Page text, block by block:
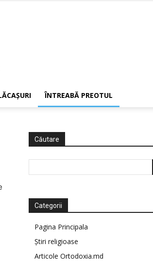
ÎNTREABĂ PREOTUL
Căutare
Categorii
Pagina Principala
Știri religioase
Articole Ortodoxia.md